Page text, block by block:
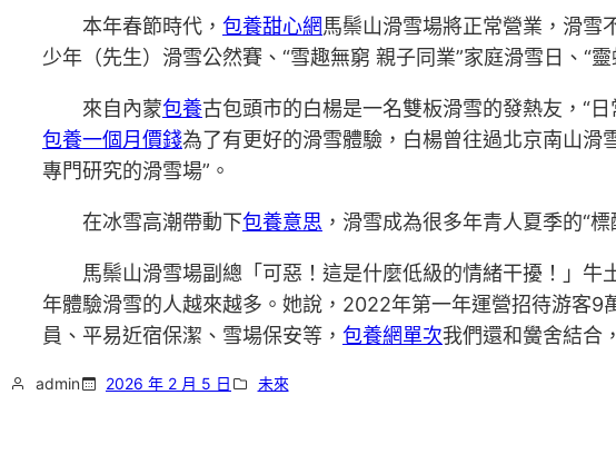
本年春節時代， 包養甜心網馬鬃山滑雪場將正常營業，滑雪
少年（先生）滑雪公然賽、“雪趣無窮 親子同業”家庭滑雪日、“
來自內蒙包養古包頭市的白楊是一名雙板滑雪的發熱友，“
包養一個月價錢為了有更好的滑雪體驗，白楊曾往過北京南山滑
專門研究的滑雪場”。
在冰雪高潮帶動下包養意思 ，滑雪成為很多年青人夏季的“標
馬鬃山滑雪場副總「可惡！這是什麼低級的情緒干擾！」
年體驗滑雪的人越來越多。她說，2022年第一年運營招待游客
員、平易近宿保潔、雪場保安等， 包養網單次我們還和黌舍結合
admin 2026 年 2 月 5 日 未來